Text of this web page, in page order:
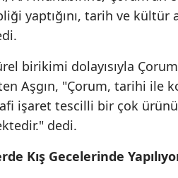
yaptığını, tarih ve kültür
birikimi dolayısıyla
Aşgın, "Çorum, tarihi ile
işaret tescilli bir çok
dedi.
Kış Gecelerinde